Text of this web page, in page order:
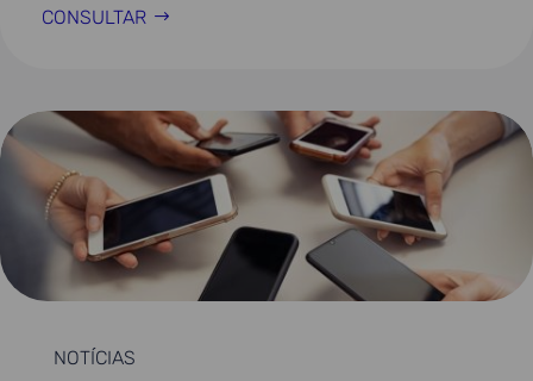
CONSULTAR
NOTÍCIAS